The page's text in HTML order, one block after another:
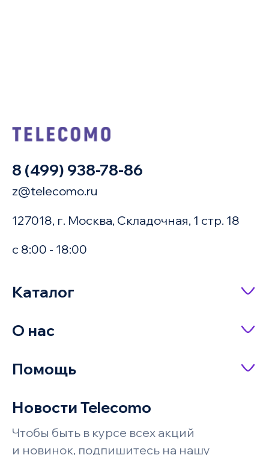
8 (499) 938-78-86
z@telecomo.ru
127018, г. Москва, Складочная, 1 стр. 18
с 8:00 - 18:00
Каталог
IP-телефония
Серверное оборудование и системы
хранения
Системы безопасности и
О нас
Акции
Бренды
Помощь
Поставщикам
Новости Telecomo
Чтобы быть в курсе всех акций
и новинок, подпишитесь на нашу
Имя
Под заказ
Запросить цену